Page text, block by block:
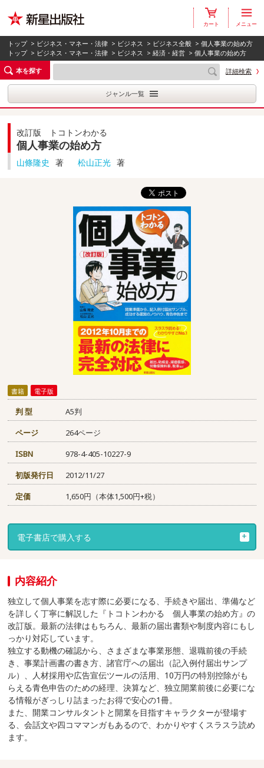
カート メニュー
トップ > ビジネス・マネー・法律 > ビジネス > ビジネス全般 > 個人事業の始め方
トップ > ビジネス・マネー・法律 > ビジネス >経済・経営 > 個人事業の始め方
本を探す
詳細検索
ジャンル一覧
改訂版 トコトンわかる
個人事業の始め方
山條隆史 著 松山正光 著
書籍 電子版
判 型
A5判
ページ
264ページ
ISBN
978-4-405-10227-9
初版発行日
2012/11/27
定価
1,650円（本体1,500円+税）
電子書店で購入する
内容紹介
独立して個人事業を志す際に必要になる、手続きや届出、準備など
を詳しく丁寧に解説した『トコトンわかる 個人事業の始め方』の
改訂版。最新の法律はもちろん、最新の届出書類や制度内容にもし
っかり対応しています。
独立する動機の確認から、さまざまな事業形態、退職前後の手続
き、事業計画書の書き方、諸官庁への届出（記入例付届出サンプ
ル）、人材採用や広告宣伝ツールの活用、10万円の特別控除がも
らえる青色申告のための経理、決算など、独立開業前後に必要にな
る情報がぎっしり詰まったお得で安心の1冊。
また、開業コンサルタントと開業を目指すキャラクターが登場す
る、会話文や四コママンガもあるので、わかりやすくスラスラ読め
ます。